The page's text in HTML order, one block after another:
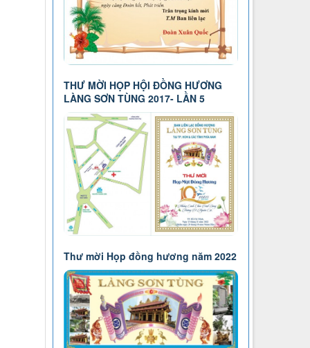
THƯ MỜI HỌP HỘI ĐỒNG HƯƠNG
LÀNG SƠN TÙNG 2017- LẦN 5
Thư mời Họp đồng hương năm 2022